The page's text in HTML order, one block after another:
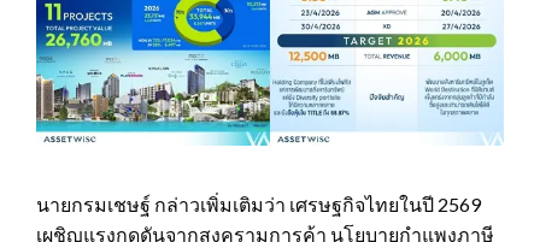
นายกรมเชษฐ์ กล่าวเพิ่มเติมว่า เศรษฐกิจไทยในปี 2569
เผชิญแรงกดดันจากสงครามการค้า นโยบายกำแพงภาษี